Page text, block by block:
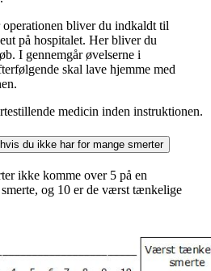
bliver du indkaldt til
på hospitalet. Her bliver du
I gennemgår øvelserne i
skal lave hjemme med
medicin inden instruktionen.
du ikke har for mange smerter
ikke komme over 5 på en
og 10 er de værst tænkelige